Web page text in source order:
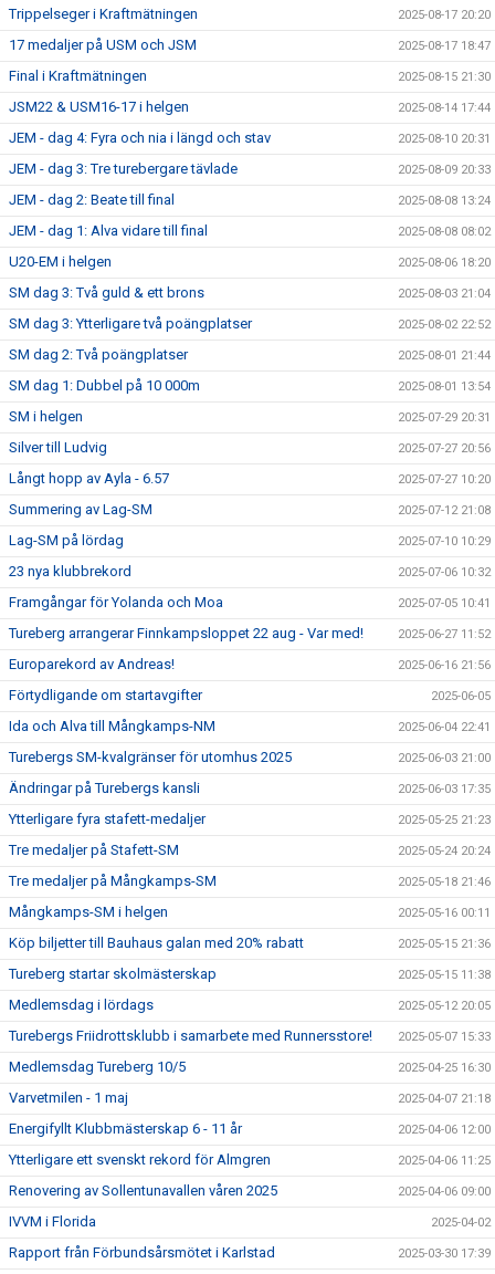
Trippelseger i Kraftmätningen 2025-08-17 20:20
17 medaljer på USM och JSM 2025-08-17 18:47
Final i Kraftmätningen 2025-08-15 21:30
JSM22 & USM16-17 i helgen 2025-08-14 17:44
JEM - dag 4: Fyra och nia i längd och stav 2025-08-10 20:31
JEM - dag 3: Tre turebergare tävlade 2025-08-09 20:33
JEM - dag 2: Beate till final 2025-08-08 13:24
JEM - dag 1: Alva vidare till final 2025-08-08 08:02
U20-EM i helgen 2025-08-06 18:20
SM dag 3: Två guld & ett brons 2025-08-03 21:04
SM dag 3: Ytterligare två poängplatser 2025-08-02 22:52
SM dag 2: Två poängplatser 2025-08-01 21:44
SM dag 1: Dubbel på 10 000m 2025-08-01 13:54
SM i helgen 2025-07-29 20:31
Silver till Ludvig 2025-07-27 20:56
Långt hopp av Ayla - 6.57 2025-07-27 10:20
Summering av Lag-SM 2025-07-12 21:08
Lag-SM på lördag 2025-07-10 10:29
23 nya klubbrekord 2025-07-06 10:32
Framgångar för Yolanda och Moa 2025-07-05 10:41
Tureberg arrangerar Finnkampsloppet 22 aug - Var med! 2025-06-27 11:52
Europarekord av Andreas! 2025-06-16 21:56
Förtydligande om startavgifter 2025-06-05
Ida och Alva till Mångkamps-NM 2025-06-04 22:41
Turebergs SM-kvalgränser för utomhus 2025 2025-06-03 21:00
Ändringar på Turebergs kansli 2025-06-03 17:35
Ytterligare fyra stafett-medaljer 2025-05-25 21:23
Tre medaljer på Stafett-SM 2025-05-24 20:24
Tre medaljer på Mångkamps-SM 2025-05-18 21:46
Mångkamps-SM i helgen 2025-05-16 00:11
Köp biljetter till Bauhaus galan med 20% rabatt 2025-05-15 21:36
Tureberg startar skolmästerskap 2025-05-15 11:38
Medlemsdag i lördags 2025-05-12 20:05
Turebergs Friidrottsklubb i samarbete med Runnersstore! 2025-05-07 15:33
Medlemsdag Tureberg 10/5 2025-04-25 16:30
Varvetmilen - 1 maj 2025-04-07 21:18
Energifyllt Klubbmästerskap 6 - 11 år 2025-04-06 12:00
Ytterligare ett svenskt rekord för Almgren 2025-04-06 11:25
Renovering av Sollentunavallen våren 2025 2025-04-06 09:00
IVVM i Florida 2025-04-02
Rapport från Förbundsårsmötet i Karlstad 2025-03-30 17:39